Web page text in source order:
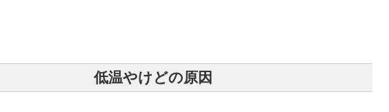
低温やけどの原因